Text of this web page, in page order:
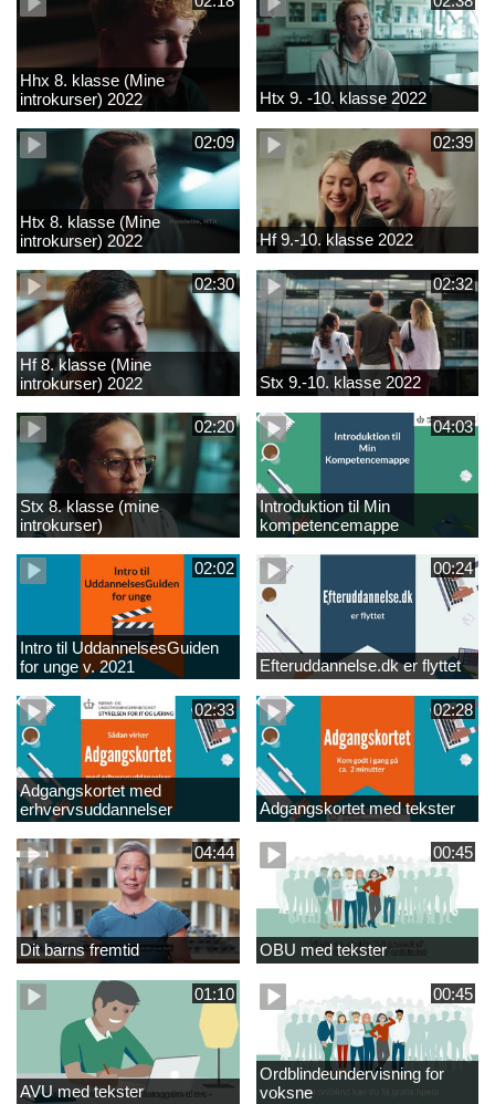
Hhx 8. klasse (Mine
introkurser) 2022
Htx 9. -10. klasse 2022
02:09
Htx 8. klasse (Mine
introkurser) 2022
02:39
Hf 9.-10. klasse 2022
02:30
Hf 8. klasse (Mine
introkurser) 2022
02:32
Stx 9.-10. klasse 2022
02:20
Stx 8. klasse (mine
introkurser)
04:03
Introduktion til Min
kompetencemappe
02:02
Intro til UddannelsesGuiden
for unge v. 2021
00:24
Efteruddannelse.dk er flyttet
02:33
Adgangskortet med
erhvervsuddannelser
02:28
Adgangskortet med tekster
04:44
Dit barns fremtid
00:45
OBU med tekster
01:10
AVU med tekster
00:45
Ordblindeundervisning for
voksne